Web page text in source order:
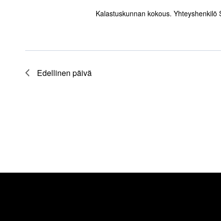
Kalastuskunnan kokous. Yhteyshenkilö
Edellinen päivä